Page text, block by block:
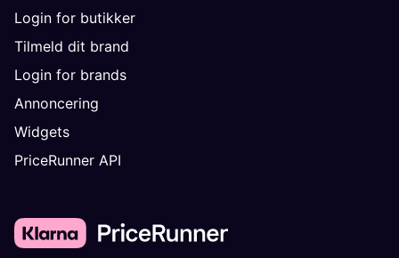
Login for butikker
Tilmeld dit brand
Login for brands
Annoncering
Widgets
PriceRunner API